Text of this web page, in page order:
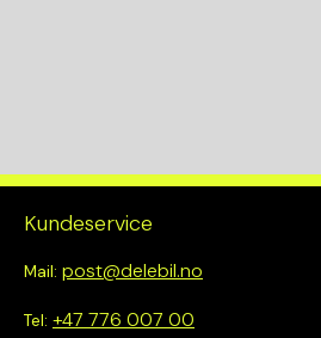
Kundeservice
Mail: post@delebil.no
Tel: +47 776 007 00